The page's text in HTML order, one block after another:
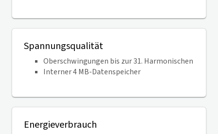
Spannungsqualität
Oberschwingungen bis zur 31. Harmonischen
Interner 4 MB-Datenspeicher
Energieverbrauch